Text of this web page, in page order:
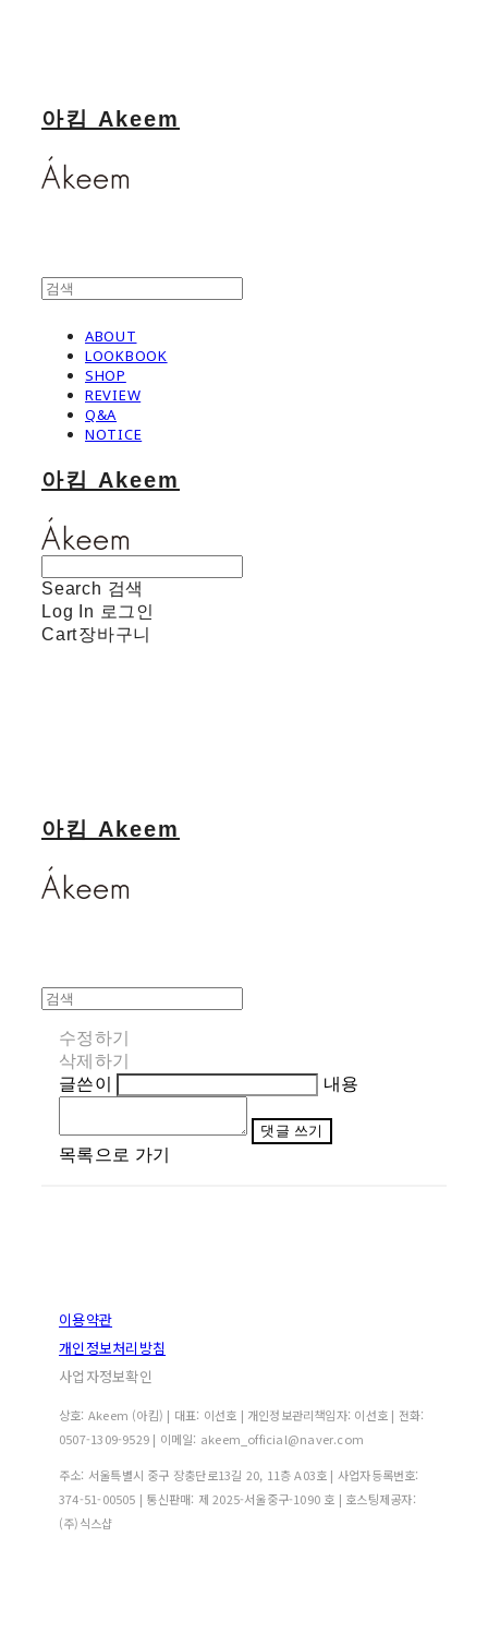
아킴 Akeem
ABOUT
LOOKBOOK
SHOP
REVIEW
Q&A
NOTICE
아킴 Akeem
Search 검색
Log In 로그인
Cart장바구니
아킴 Akeem
수정하기
삭제하기
글쓴이
내용
댓글 쓰기
목록으로 가기
이용약관
개인정보처리방침
사업자정보확인
상호: Akeem (아킴) | 대표: 이선호 | 개인정보관리책임자: 이선호 | 전화:
0507-1309-9529 | 이메일: akeem_official@naver.com
주소: 서울특별시 중구 장충단로13길 20, 11층 A03호 | 사업자등록번호:
374-51-00505 | 통신판매: 제 2025-서울중구-1090 호 | 호스팅제공자:
(주)식스샵